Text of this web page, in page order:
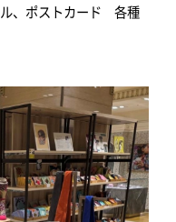
、ポストカード 各種